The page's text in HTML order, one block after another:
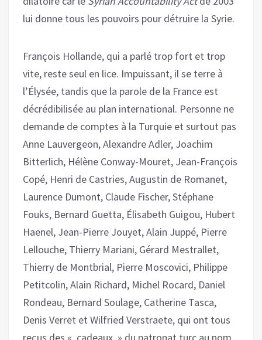
lui donne tous les pouvoirs pour détruire la Syrie.
François Hollande, qui a parlé trop fort et trop
vite, reste seul en lice. Impuissant, il se terre à
l’Élysée, tandis que la parole de la France est
décrédibilisée au plan international. Personne ne
demande de comptes à la Turquie et surtout pas
Anne Lauvergeon, Alexandre Adler, Joachim
Bitterlich, Hélène Conway-Mouret, Jean-François
Copé, Henri de Castries, Augustin de Romanet,
Laurence Dumont, Claude Fischer, Stéphane
Fouks, Bernard Guetta, Élisabeth Guigou, Hubert
Haenel, Jean-Pierre Jouyet, Alain Juppé, Pierre
Lellouche, Thierry Mariani, Gérard Mestrallet,
Thierry de Montbrial, Pierre Moscovici, Philippe
Petitcolin, Alain Richard, Michel Rocard, Daniel
Rondeau, Bernard Soulage, Catherine Tasca,
Denis Verret et Wilfried Verstraete, qui ont tous
reçus des « cadeaux » du patronat turc au nom